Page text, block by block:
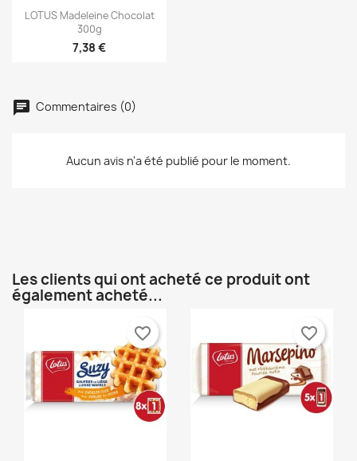
Ajouter à ma liste d'envies
Créer une liste d'envies
Annuler Créer une liste d'envies
Connexion
à votre liste d'envies.
Annuler Connexion
 Aperçu rapide
LOTUS Madeleine Chocolat
300g
7,38 €
Commentaires (0)
Aucun avis n'a été publié pour le moment.
Les clients qui ont acheté ce produit ont
également acheté...
favorite_border favorite_border